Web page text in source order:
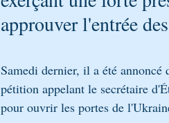
approuver l'entrée
Samedi dernier, il a été
pétition appelant le secrétaire
pour ouvrir les portes de